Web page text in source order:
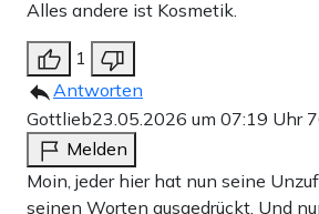
Alles andere ist Kosmetik.
1
Antworten
Gottlieb23.05.2026 um 07:19 Uhr
Melden
Moin, jeder hier hat nun seine
seinen Worten ausgedrückt. Und